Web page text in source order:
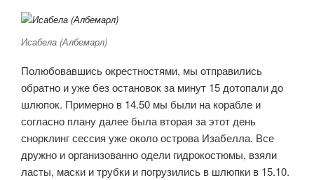
Исабела (Албемарл)
Полюбовавшись окрестностями, мы отправились
обратно и уже без остановок за минут 15 дотопали до
шлюпок. Примерно в 14.50 мы были на корабле и
согласно плану далее была вторая за этот день
снорклинг сессия уже около острова Изабелла. Все
дружно и организованно одели гидрокостюмы, взяли
ласты, маски и трубки и погрузились в шлюпки в 15.10.